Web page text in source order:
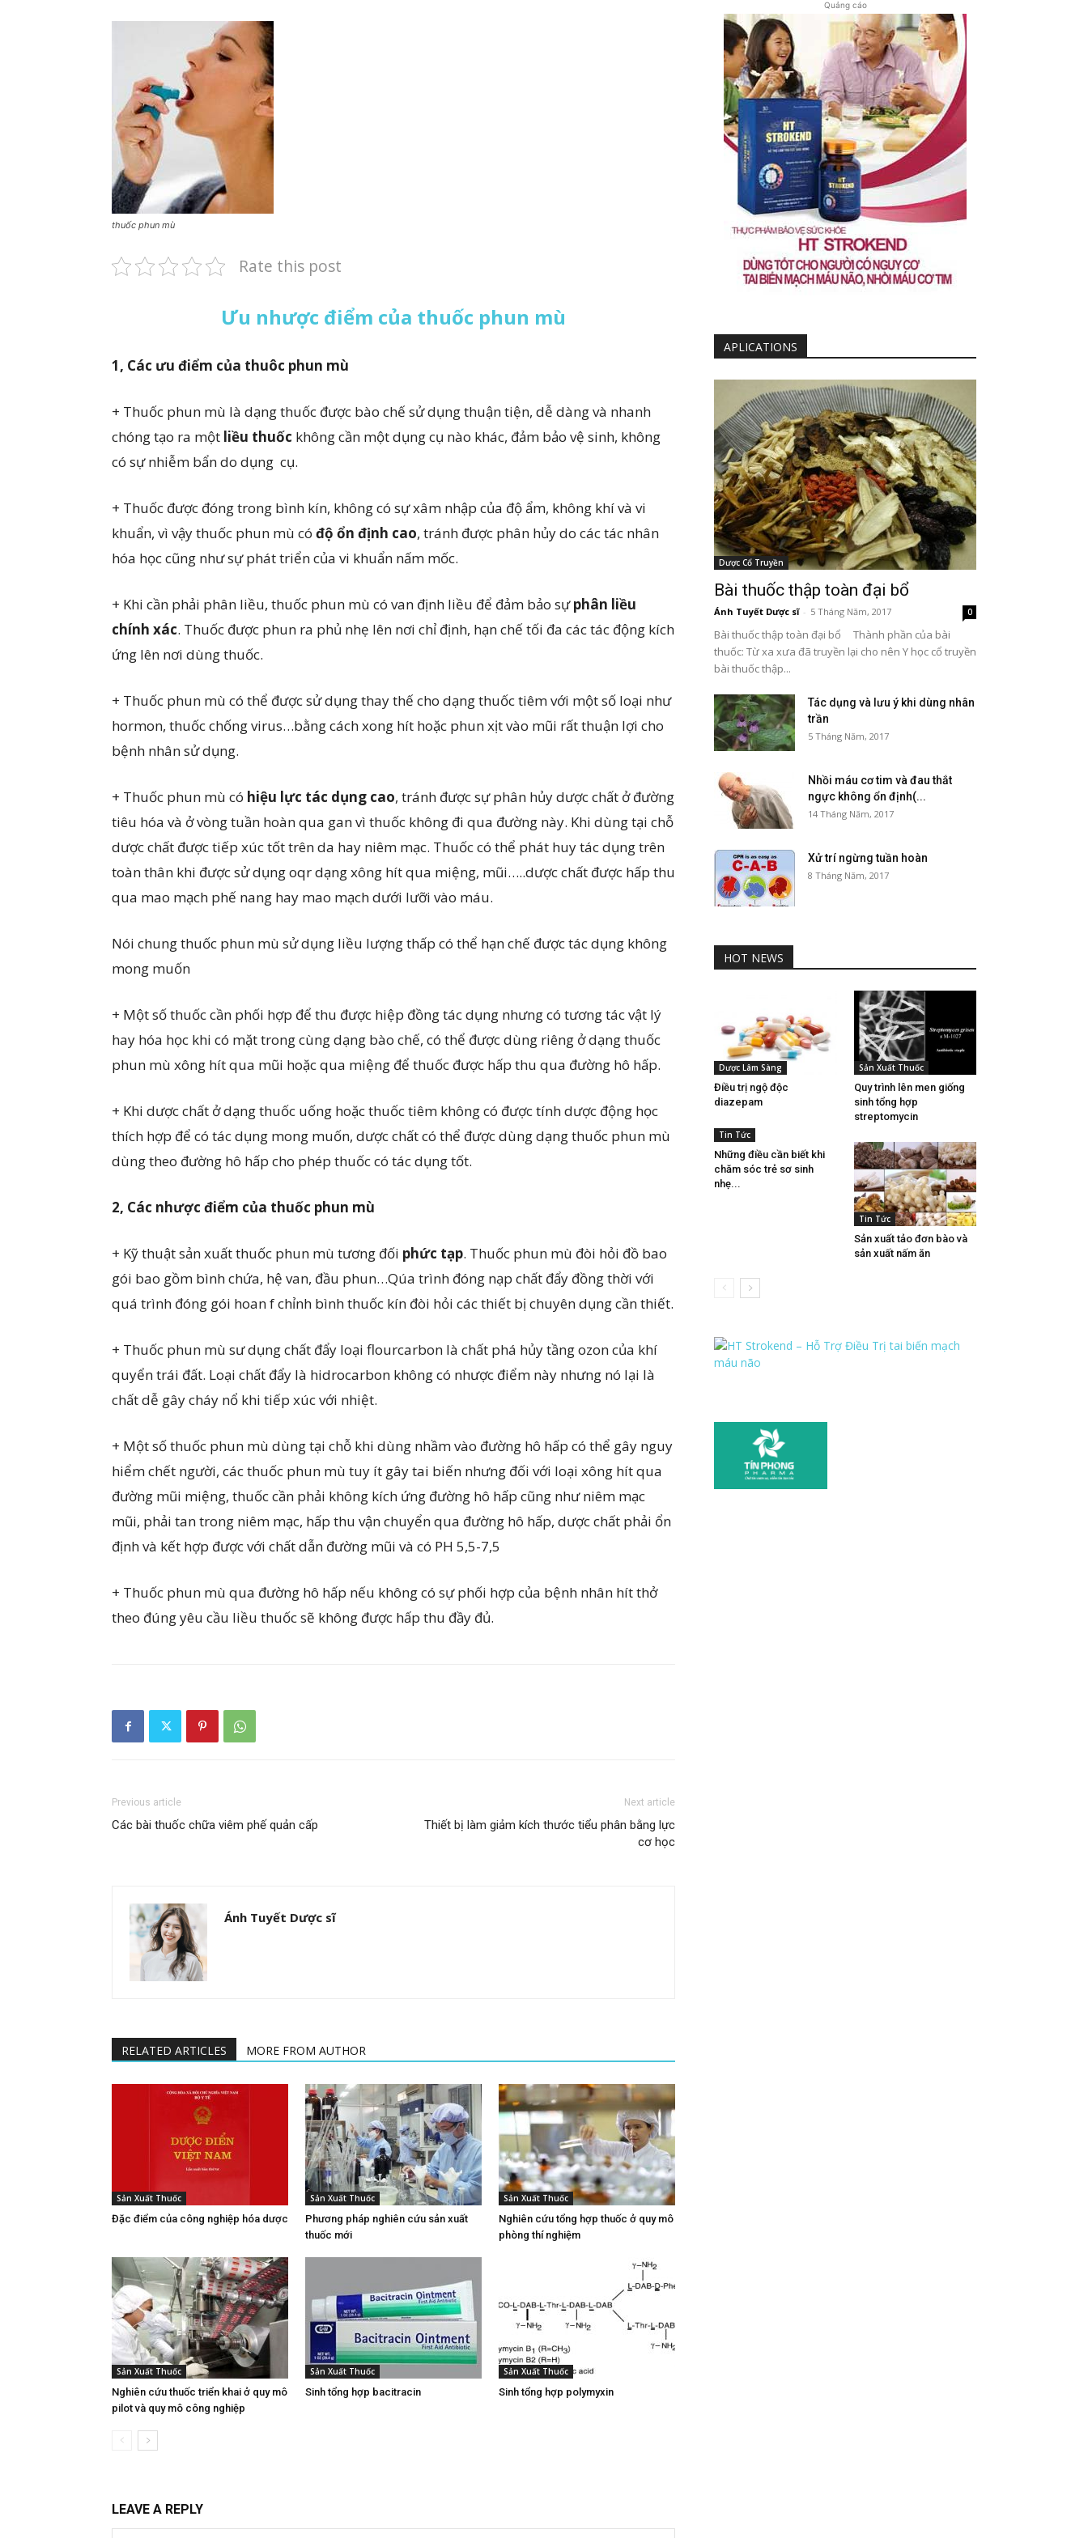
thuốc phun mù
Rate this post
Ưu nhược điểm của thuốc phun mù
1, Các ưu điểm của thuôc phun mù
+ Thuốc phun mù là dạng thuốc được bào chế sử dụng thuận tiện, dễ dàng và nhanh
chóng tạo ra một liều thuốc không cần một dụng cụ nào khác, đảm bảo vệ sinh, không
có sự nhiễm bẩn do dụng cụ.
+ Thuốc được đóng trong bình kín, không có sự xâm nhập của độ ẩm, không khí và vi
khuẩn, vì vậy thuốc phun mù có độ ổn định cao, tránh được phân hủy do các tác nhân
hóa học cũng như sự phát triển của vi khuẩn nấm mốc.
+ Khi cần phải phân liều, thuốc phun mù có van định liều để đảm bảo sựphân liều
chính xác. Thuốc được phun ra phủ nhẹ lên nơi chỉ định, hạn chế tối đa các tác động kích
ứng lên nơi dùng thuốc.
+ Thuốc phun mù có thể được sử dụng thay thế cho dạng thuốc tiêm với một số loại như
hormon, thuốc chống virus…bằng cách xong hít hoặc phun xịt vào mũi rất thuận lợi cho
bệnh nhân sử dụng.
+ Thuốc phun mù có hiệu lực tác dụng cao, tránh được sự phân hủy dược chất ở đường
tiêu hóa và ở vòng tuần hoàn qua gan vì thuốc không đi qua đường này. Khi dùng tại chỗ
dược chất được tiếp xúc tốt trên da hay niêm mạc. Thuốc có thể phát huy tác dụng trên
toàn thân khi được sử dụng oqr dạng xông hít qua miệng, mũi…..dược chất được hấp thu
qua mao mạch phế nang hay mao mạch dưới lưỡi vào máu.
Nói chung thuốc phun mù sử dụng liều lượng thấp có thể hạn chế được tác dụng không
mong muốn
+ Một số thuốc cần phối hợp để thu được hiệp đồng tác dụng nhưng có tương tác vật lý
hay hóa học khi có mặt trong cùng dạng bào chế, có thể được dùng riêng ở dạng thuốc
phun mù xông hít qua mũi hoặc qua miệng để thuốc được hấp thu qua đường hô hấp.
+ Khi dược chất ở dạng thuốc uống hoặc thuốc tiêm không có được tính dược động học
thích hợp để có tác dụng mong muốn, dược chất có thể được dùng dạng thuốc phun mù
dùng theo đường hô hấp cho phép thuốc có tác dụng tốt.
2, Các nhược điểm của thuốc phun mù
+ Kỹ thuật sản xuất thuốc phun mù tương đối phức tạp. Thuốc phun mù đòi hỏi đồ bao
gói bao gồm bình chứa, hệ van, đầu phun…Qúa trình đóng nạp chất đẩy đồng thời với
quá trình đóng gói hoan f chỉnh bình thuốc kín đòi hỏi các thiết bị chuyên dụng cần thiết.
+ Thuốc phun mù sư dụng chất đẩy loại flourcarbon là chất phá hủy tầng ozon của khí
quyển trái đất. Loại chất đẩy là hidrocarbon không có nhược điểm này nhưng nó lại là
chất dễ gây cháy nổ khi tiếp xúc với nhiệt.
+ Một số thuốc phun mù dùng tại chỗ khi dùng nhầm vào đường hô hấp có thể gây nguy
hiểm chết người, các thuốc phun mù tuy ít gây tai biến nhưng đối với loại xông hít qua
đường mũi miệng, thuốc cần phải không kích ứng đường hô hấp cũng như niêm mạc
mũi, phải tan trong niêm mạc, hấp thu vận chuyển qua đường hô hấp, dược chất phải ổn
định và kết hợp được với chất dẫn đường mũi và có PH 5,5-7,5
+ Thuốc phun mù qua đường hô hấp nếu không có sự phối hợp của bệnh nhân hít thở
theo đúng yêu cầu liều thuốc sẽ không được hấp thu đầy đủ.
Previous article
Các bài thuốc chữa viêm phế quản cấp
Next article
Thiết bị làm giảm kích thước tiểu phân bằng lực
cơ học
Ánh Tuyết Dược sĩ
RELATED ARTICLES MORE FROM AUTHOR
Sản Xuất Thuốc
Đặc điểm của công nghiệp hóa dược
Sản Xuất Thuốc
Phương pháp nghiên cứu sản xuất
thuốc mới
Sản Xuất Thuốc
Nghiên cứu tổng hợp thuốc ở quy mô
phòng thí nghiệm
Sản Xuất Thuốc
Nghiên cứu thuốc triển khai ở quy mô
pilot và quy mô công nghiệp
Sản Xuất Thuốc
Sinh tổng hợp bacitracin
Sản Xuất Thuốc
Sinh tổng hợp polymyxin
LEAVE A REPLY
Quảng cáo
APLICATIONS
Dược Cổ Truyền
Bài thuốc thập toàn đại bổ
Ánh Tuyết Dược sĩ - 5 Tháng Năm, 2017 0
Bài thuốc thập toàn đại bổ Thành phần của bài
thuốc: Từ xa xưa đã truyền lại cho nên Y học cổ truyền
bài thuốc thập...
Tác dụng và lưu ý khi dùng nhân
trần
5 Tháng Năm, 2017
Nhồi máu cơ tim và đau thắt
ngực không ổn định(...
14 Tháng Năm, 2017
Xử trí ngừng tuần hoàn
8 Tháng Năm, 2017
HOT NEWS
Dược Lâm Sàng
Điều trị ngộ độc
diazepam
Sản Xuất Thuốc
Quy trình lên men giống
sinh tổng hợp
streptomycin
Tin Tức
Những điều cần biết khi
chăm sóc trẻ sơ sinh
nhẹ...
Tin Tức
Sản xuất tảo đơn bào và
sản xuất nấm ăn